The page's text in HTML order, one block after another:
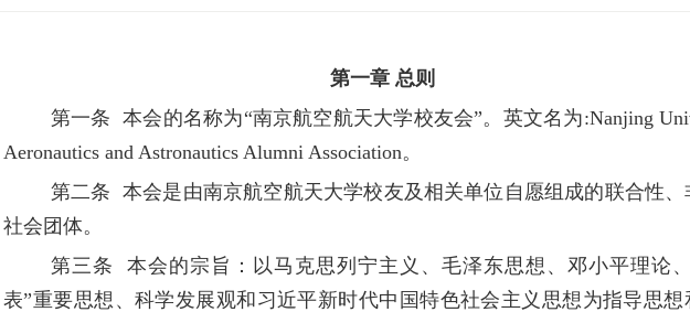
第一章 总则
第一条
本会的名称为“南京航空航天大学校友会”。英文名为:Nanjing
Aeronautics and Astronautics Alumni Association。
第二条 本会是由南京航空航天大学校友及相关单位自愿组成的联合性、
社会团体。
第三条
本会的宗旨：以马克思列宁主义、毛泽东思想、邓小平理论、
表”重要思想、科学发展观和习近平新时代中国特色社会主义思想为指导思想